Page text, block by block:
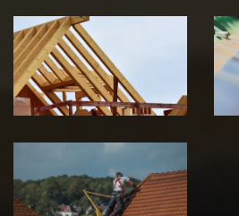
Traitement de
charpente 39
Jura
Urgence fuite
de toiture 39
Jura